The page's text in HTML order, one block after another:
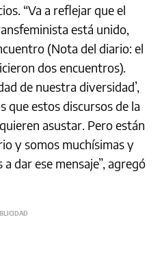
“Va a reflejar que el
está unido,
(Nota del diario: el
dos encuentros).
de nuestra diversidad’,
que estos discursos de la
asustar. Pero están
y somos muchísimas y
dar ese mensaje”, agregó